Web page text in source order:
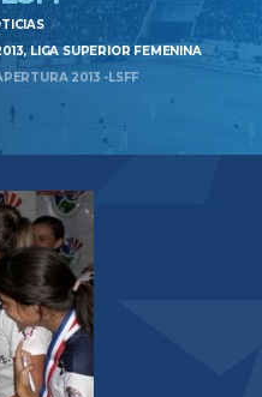
LIGA SUPERIOR FEMENINA
2013 -LSFF